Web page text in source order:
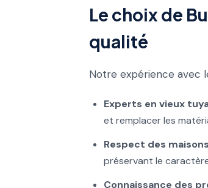
Le choix de
qualité
Notre expérience avec
Experts en vieux
et remplacer les
Respect des
préservant le
Connaissance des